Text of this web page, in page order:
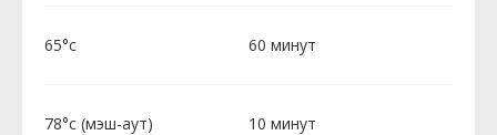
65°c 60 минут
78°c (мэш-аут) 10 минут